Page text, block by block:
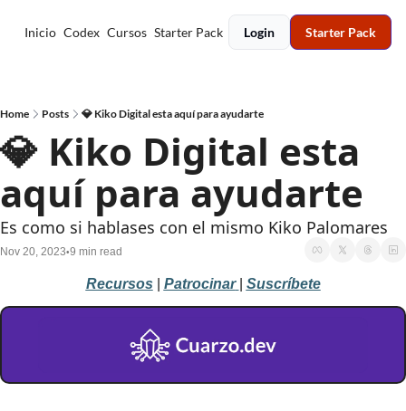
Inicio Codex Cursos Starter Pack Login Starter Pack
Home Posts 💎 Kiko Digital esta aquí para ayudarte
💎 Kiko Digital esta
aquí para ayudarte
Es como si hablases con el mismo Kiko Palomares
Nov 20, 2023•9 min read
Recursos Patrocinar Suscríbete